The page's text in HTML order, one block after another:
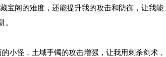
宝阁的难度，还能提升我的攻击和防御，让我能
。
小怪，土域手镯的攻击‌增强，让我用刺杀剑术，